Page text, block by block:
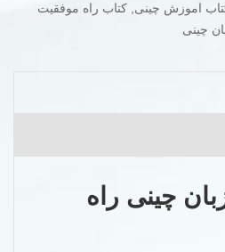
اموزش چینی , کتاب راه موفقیت
چینی
چینی راه